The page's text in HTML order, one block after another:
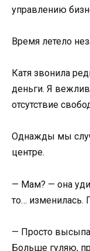
управлению
Время летело
Катя звонила
деньги. Я
отсутствие
Однажды мы
центре.
— Мам? — она
то… изменилась.
— Просто
Больше гуляю,